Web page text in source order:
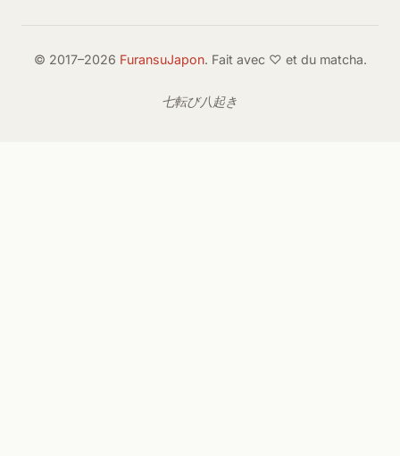
© 2017–2026 FuransuJapon. Fait avec ♡ et du matcha.
七転び八起き